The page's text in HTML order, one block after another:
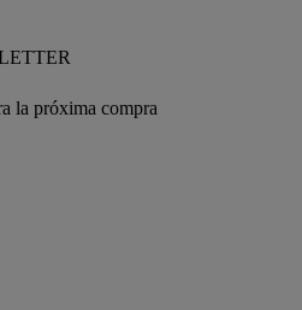
la próxima compra